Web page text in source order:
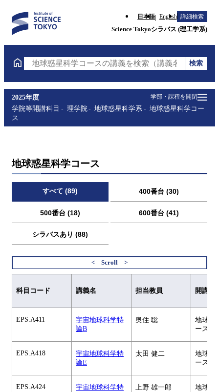
日本語 English 詳細検索
Science Tokyoシラバス (理工学系)
地球惑星科学コースの講義を検索（講義名・科目コ
検索
学部・課程を開閉
2025年度
学院等開講科目
理学院 地球惑星科学系
地球惑星科学コー
ス
地球惑星科学コース
すべて (89) 400番台 (30)
500番台 (18) 600番台 (41)
シラバスあり (88)
科目コード 講義名 担当教員 開講元
EPS.A411
宇宙地球科学特
論B
奥住 聡
地球惑
ース
EPS.A418
宇宙地球科学特
論E
太田 健二
地球惑
ース
EPS.A424
宇宙地球科学特
上野 雄一郎
地球惑